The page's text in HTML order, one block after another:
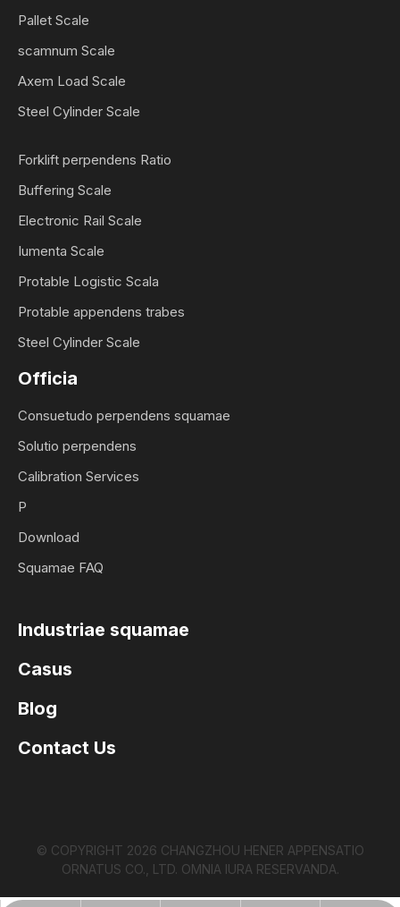
Pallet Scale
scamnum Scale
Axem Load Scale
Steel Cylinder Scale
Forklift perpendens Ratio
Buffering Scale
Electronic Rail Scale
Iumenta Scale
Protable Logistic Scala
Protable appendens trabes
Steel Cylinder Scale
Officia
Consuetudo perpendens squamae
Solutio perpendens
Calibration Services
P
Download
Squamae FAQ
Industriae squamae
Casus
Blog
Contact Us
© COPYRIGHT 2026 CHANGZHOU HENER APPENSATIO
ORNATUS CO., LTD. OMNIA IURA RESERVANDA.